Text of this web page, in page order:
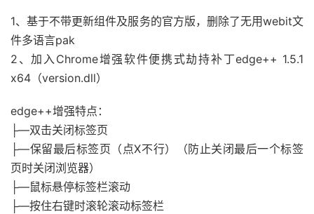
1、基于不带更新组件及服务的官方版，删除了无用webit文
件多语言pak
2、加入Chrome增强软件便携式劫持补丁edge++ 1.5.1
x64（version.dll）
edge++增强特点：
├—双击关闭标签页
├—保留最后标签页（点X不行）（防止关闭最后一个标签
页时关闭浏览器）
├—鼠标悬停标签栏滚动
├—按住右键时滚轮滚动标签栏